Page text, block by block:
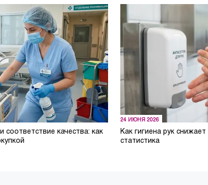
качества: как
24 ИЮНЯ 2026
Как гигиена рук
статистика